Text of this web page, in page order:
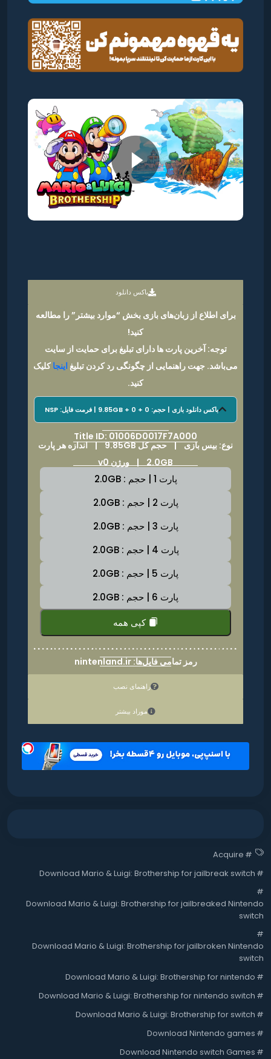
باکس دانلود
راهنمای نصب
موراد بیشتر
برای اطلاع از زبان‌های بازی بخش “موارد بیشتر” را مطالعه
کنید!
توجه: آخرین پارت ها دارای تبلیغ برای حمایت از سایت
می‌باشد. جهت راهنمایی از چگونگی رد کردن تبلیغ اینجاکلیک
کنید.
باکس دانلود بازی | حجم: 9.85GB + 0 + 0 | فرمت فایل: NSP
Title ID: 01006D0017F7A000
نوع: بیس بازی | حجم کل 9.85GB | اندازه هر پارت
2.0GB | ورژن v0
پارت 1 | حجم : 2.0GB
پارت 2 | حجم : 2.0GB
پارت 3 | حجم : 2.0GB
پارت 4 | حجم : 2.0GB
پارت 5 | حجم : 2.0GB
پارت 6 | حجم : 2.0GB
کپی همه
رمز تمامی فایل‌ها: nintenland.ir
#
Acquire
#
Download Mario & Luigi: Brothership for jailbreak switch
#
Download Mario & Luigi: Brothership for jailbreaked Nintendo
switch
#
Download Mario & Luigi: Brothership for jailbroken Nintendo
switch
#
Download Mario & Luigi: Brothership for nintendo
#
Download Mario & Luigi: Brothership for nintendo switch
#
Download Mario & Luigi: Brothership for switch
#
Download Nintendo games
#
Download Nintendo switch Games